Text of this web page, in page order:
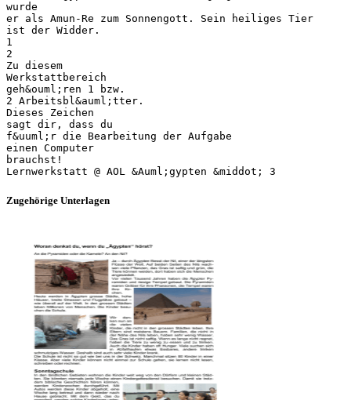
wurde
er als Amun-Re zum Sonnengott. Sein heiliges Tier
ist der Widder.
1
2
Zu diesem
Werkstattbereich
geh&ouml;ren 1 bzw.
2 Arbeitsbl&auml;tter.
Dieses Zeichen
sagt dir, dass du
f&uuml;r die Bearbeitung der Aufgabe
einen Computer
brauchst!
Zugehörige Unterlagen